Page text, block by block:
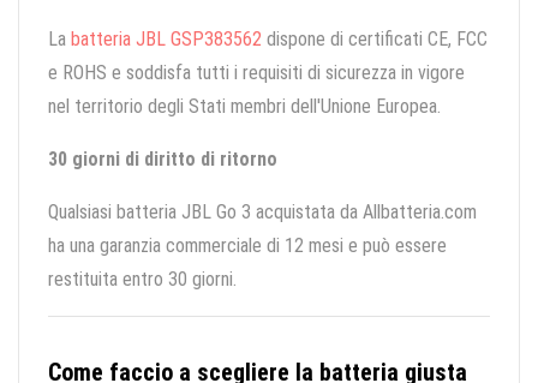
La batteria JBL GSP383562 dispone di certificati CE, FCC
e ROHS e soddisfa tutti i requisiti di sicurezza in vigore
nel territorio degli Stati membri dell'Unione Europea.
30 giorni di diritto di ritorno
Qualsiasi batteria JBL Go 3 acquistata da Allbatteria.com
ha una garanzia commerciale di 12 mesi e può essere
restituita entro 30 giorni.
Come faccio a scegliere la batteria giusta